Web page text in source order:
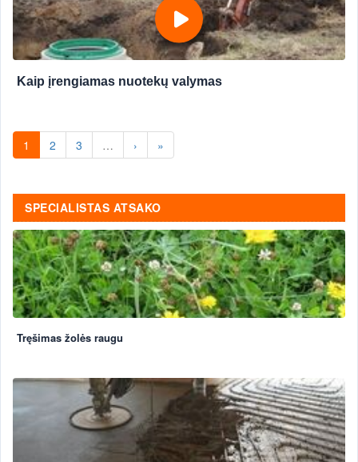
Kaip įrengiamas nuotekų valymas
1 2 3 … › »
SPECIALISTAS ATSAKO
Tręšimas žolės raugu